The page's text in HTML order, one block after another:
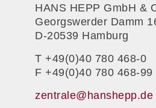
HANS HEPP GmbH &
Georgswerder Damm
D-20539 Hamburg
T +49(0)40 780 468-0
F +49(0)40 780 468-99
zentrale@hanshepp.de